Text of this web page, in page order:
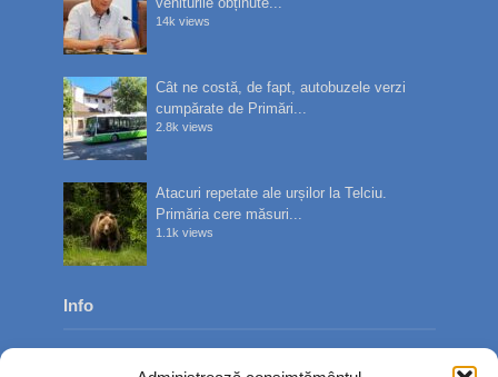
14k views
Cât ne costă, de fapt, autobuzele verzi
cumpărate de Primări...
2.8k views
Atacuri repetate ale urșilor la Telciu.
Primăria cere măsuri...
1.1k views
Info